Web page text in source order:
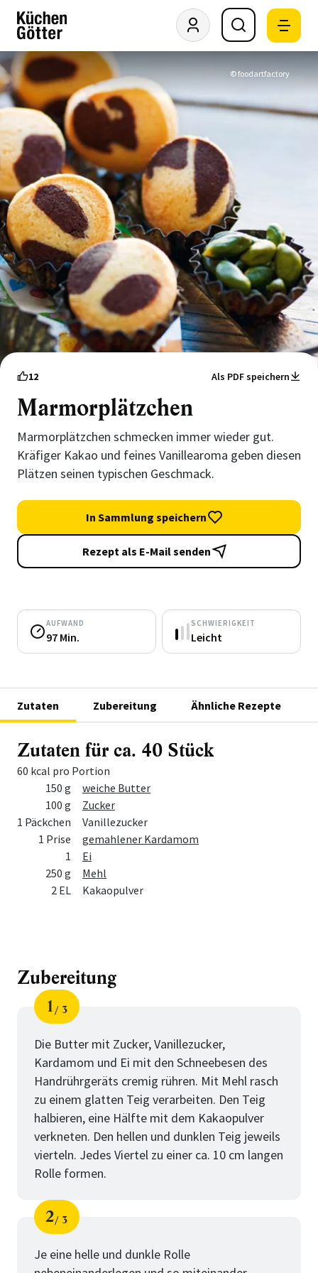
© foodartfactory
12 Als PDF speichern
Marmorplätzchen
Marmorplätzchen schmecken immer wieder gut.
Kräfiger Kakao und feines Vanillearoma geben diesen
Plätzen seinen typischen Geschmack.
In Sammlung speichern
Rezept als E-Mail senden
AUFWAND
97 Min.
SCHWIERIGKEIT
Leicht
Zutaten Zubereitung Ähnliche Rezepte
Zutaten für ca. 40 Stück
60 kcal pro Portion
MengeZutat
150 g
weiche Butter
100 g
Zucker
1 Päckchen
Vanillezucker
1 Prise
gemahlener Kardamom
1
Ei
250 g
Mehl
2 EL
Kakaopulver
Zubereitung
Schritt
1
von
3
Die Butter mit Zucker, Vanillezucker,
Kardamom und Ei mit den Schneebesen des
Handrührgeräts cremig rühren. Mit Mehl rasch
zu einem glatten Teig verarbeiten. Den Teig
halbieren, eine Hälfte mit dem Kakaopulver
verkneten. Den hellen und dunklen Teig jeweils
vierteln. Jedes Viertel zu einer ca. 10 cm langen
Rolle formen.
Schritt
2
von
3
Je eine helle und dunkle Rolle